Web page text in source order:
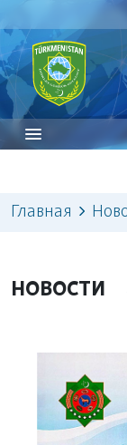
Главная
НОВОСТИ